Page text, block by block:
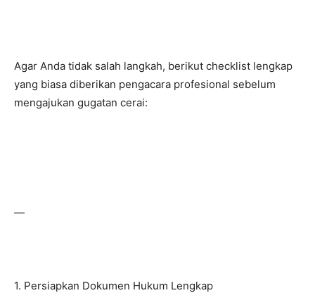
Agar Anda tidak salah langkah, berikut checklist lengkap
yang biasa diberikan pengacara profesional sebelum
mengajukan gugatan cerai:
—
1. Persiapkan Dokumen Hukum Lengkap